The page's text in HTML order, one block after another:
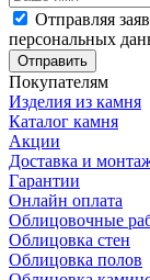
Отправляя
персональных
Отправить
Покупателям
Изделия из камня
Каталог камня
Акции
Доставка и
Гарантии
Онлайн оплата
Облицовочные
Облицовка стен
Облицовка полов